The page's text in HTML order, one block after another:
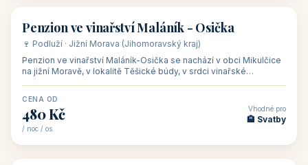
🏡 penzion
Penzion ve vinařství Maláník - Osička
🍷 Podluží · Jižní Morava (Jihomoravský kraj)
Penzion ve vinařství Maláník-Osička se nachází v obci Mikulčice
na jižní Moravě, v lokalitě Těšické búdy, v srdci vinařské
CENA OD
480 Kč
/ noc / os.
Vhodné pro
🏨 Svatby